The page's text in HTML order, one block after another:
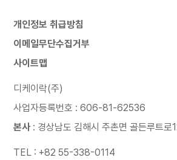
개인정보 취급방침
이메일무단수집거부
사이트맵
디케이락(주)
사업자등록번호 : 606-81-62536
본사 : 경상남도 김해시 주촌면 골든루트
TEL : +82 55-338-0114